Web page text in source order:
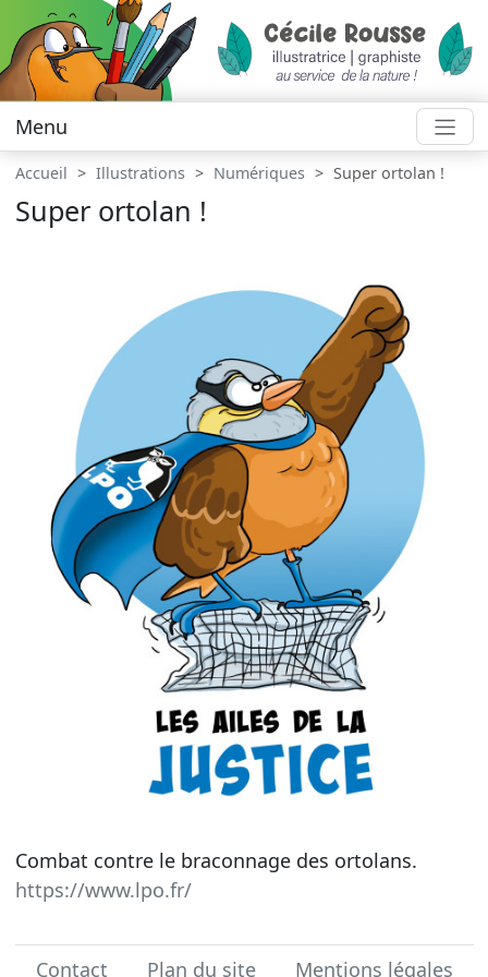
Menu
Accueil Illustrations Numériques Super ortolan !
Super ortolan !
Combat contre le braconnage des ortolans.
https://www.lpo.fr/
Contact Plan du site Mentions légales